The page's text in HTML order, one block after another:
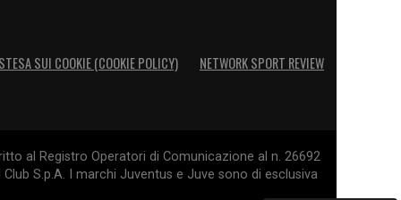
SUI COOKIE (COOKIE POLICY) NETWORK SPORT REVIEW
al Registro Operatori di Comunicazione al n. 26692
S.p.A. I marchi Juventus e Juve sono di esclusiva